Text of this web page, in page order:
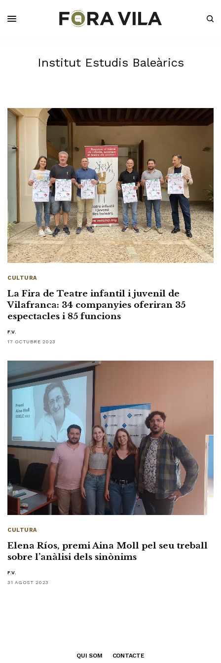
Institut Estudis Baleàrics
CULTURA
La Fira de Teatre infantil i juvenil de
Vilafranca: 34 companyies oferiran 35
espectacles i 85 funcions
F.V.
17 OCTUBRE 2023
CULTURA
Elena Ríos, premi Aina Moll pel seu treball
sobre l’anàlisi dels sinònims
F.V.
31 AGOST 2023
QUI SOM CONTACTE